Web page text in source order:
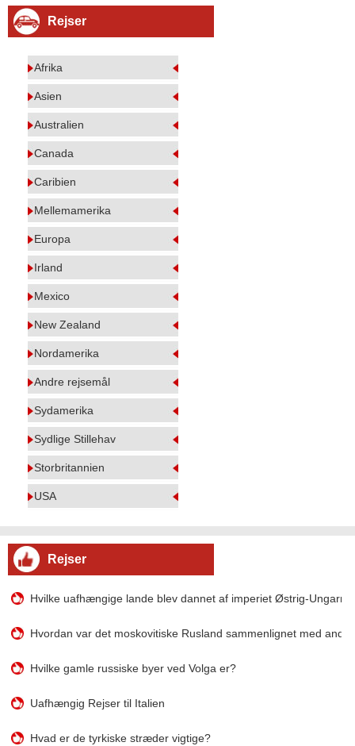
Rejser
Afrika
Asien
Australien
Canada
Caribien
Mellemamerika
Europa
Irland
Mexico
New Zealand
Nordamerika
Andre rejsemål
Sydamerika
Sydlige Stillehav
Storbritannien
USA
Rejser
Hvilke uafhængige lande blev dannet af imperiet Østrig-Ungarn?
Hvordan var det moskovitiske Rusland sammenlignet med
Hvilke gamle russiske byer ved Volga er?
Uafhængig Rejser til Italien
Hvad er de tyrkiske stræder vigtige?